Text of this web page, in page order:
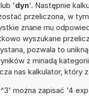
'dyn'. Następnie
przeliczona, w
znane mu
wyszukane
pozwala to
z miriadą
nas kalkulator, który
można zapisać '4